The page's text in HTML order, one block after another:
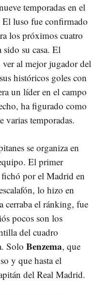
temporadas en el
El luso fue confirmado
los próximos cuatro
su casa. El
al mejor jugador del
históricos goles con
un líder en el campo
ha figurado como
varias temporadas.
se organiza en
El primer
por el Madrid en
lo hizo en
cerraba el ránking, fue
pocos son los
del cuadro
Solo Benzema, que
y que hasta el
del Real Madrid.